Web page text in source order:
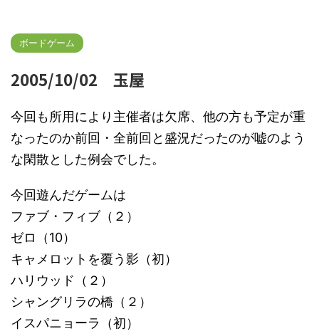
ボードゲーム
2005/10/02 玉屋
今回も所用により主催者は欠席、他の方も予定が重
なったのか前回・全前回と盛況だったのが嘘のよう
な閑散とした例会でした。
今回遊んだゲームは
ファブ・フィブ（２）
ゼロ（10）
キャメロットを覆う影（初）
ハリウッド（２）
シャングリラの橋（２）
イスパニョーラ（初）